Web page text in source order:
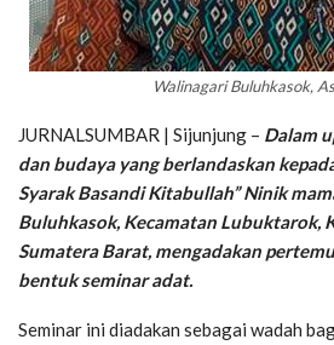
Walinagari Buluhkasok,
JURNALSUMBAR | Sijunjung – Dalam
dan budaya yang berlandaskan
Syarak Basandi Kitabullah” Ninik
Buluhkasok, Kecamatan Lubuktarok,
Sumatera Barat, mengadakan
bentuk seminar adat.
Seminar ini diadakan sebagai wadah